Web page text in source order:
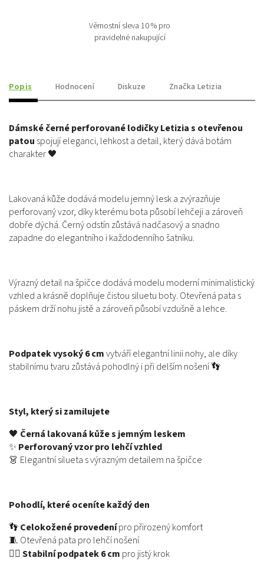
Věrnostní sleva 10 % pro
pravidelné nakupující
Popis Hodnocení Diskuze Značka Letizia
Dámské černé perforované lodičky Letizia s otevřenou
patou spojují eleganci, lehkost a detail, který dává botám
charakter 🖤
Lakovaná kůže dodává modelu jemný lesk a zvýrazňuje
perforovaný vzor, díky kterému bota působí lehčeji a zároveň
dobře dýchá. Černý odstín zůstává nadčasový a snadno
zapadne do elegantního i každodenního šatníku.
Výrazný detail na špičce dodává modelu moderní minimalistický
vzhled a krásně doplňuje čistou siluetu boty. Otevřená pata s
páskem drží nohu jistě a zároveň působí vzdušně a lehce.
Podpatek vysoký 6 cmvytváří elegantní linii nohy, ale díky
stabilnímu tvaru zůstává pohodlný i při delším nošení 👣
Styl, který si zamilujete
🖤 Černá lakovaná kůže s jemným leskem
✨ Perforovaný vzor pro lehčí vzhled
👗 Elegantní silueta s výrazným detailem na špičce
Pohodlí, které oceníte každý den
👣Celokožené provedenípro přirozený komfort
🧵 Otevřená pata pro lehčí nošení
🚶‍♀️ Stabilní podpatek 6 cm pro jistý krok